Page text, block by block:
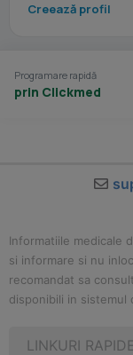
Creează profil
Programare rapidă
prin Clickmed
Informatiile medicale
si informare si nu
recomandat sa
disponibili in sistemul
LINKURI RAPIDE